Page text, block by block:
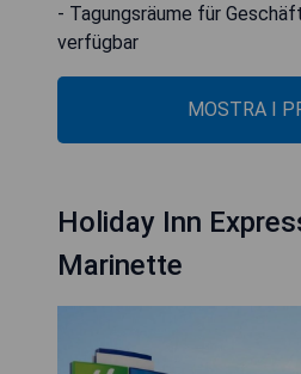
- Tagungsräume für
verfügbar
MOSTRA I
Holiday Inn
Marinette